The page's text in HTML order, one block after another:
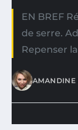
EN BREF
de serre.
Repenser
AMANDINE